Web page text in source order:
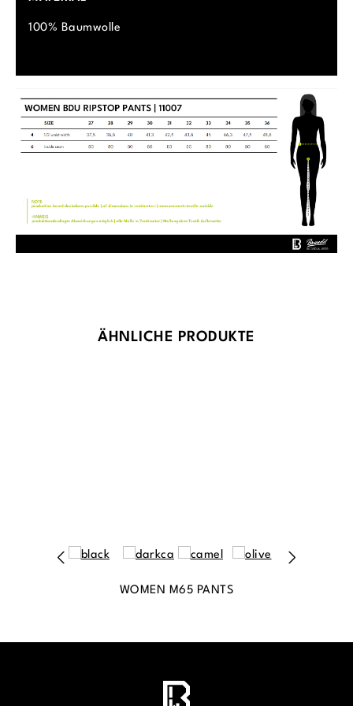
100% Baumwolle
Produktgalerie überspringen
ÄHNLICHE PRODUKTE
WOMEN M65 PANTS